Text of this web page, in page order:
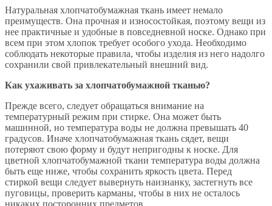
Натуральная хлопчатобумажная ткань имеет немало
преимуществ. Она прочная и износостойкая, поэтому вещи из
нее практичные и удобные в повседневной носке. Однако при
всем при этом хлопок требует особого ухода. Необходимо
соблюдать некоторые правила, чтобы изделия из него надолго
сохранили свой привлекательный внешний вид.
Как ухаживать за хлопчатобумажной тканью?
Прежде всего, следует обращаться внимание на
температурный режим при стирке. Она может быть
машинной, но температура воды не должна превышать 40
градусов. Иначе хлопчатобумажная ткань сядет, вещи
потеряют свою форму и будут непригодны к носке. Для
цветной хлопчатобумажной ткани температура воды должна
быть еще ниже, чтобы сохранить яркость цвета. Перед
стиркой вещи следует вывернуть наизнанку, застегнуть все
пуговицы, проверить карманы, чтобы в них не осталось
никаких посторонних предметов.